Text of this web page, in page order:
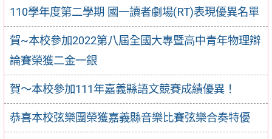
110學年度第二學期 國一讀者劇場(RT)表現優異名單
賀~本校參加2022第八屆全國大專暨高中青年物理辯
論賽榮獲二金一銀
賀～本校參加111年嘉義縣語文競賽成績優異！
恭喜本校弦樂團榮獲嘉義縣音樂比賽弦樂合奏特優